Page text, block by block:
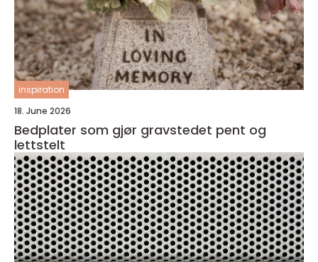
inspiration
18. June 2026
Bedplater som gjør gravstedet pent og
lettstelt